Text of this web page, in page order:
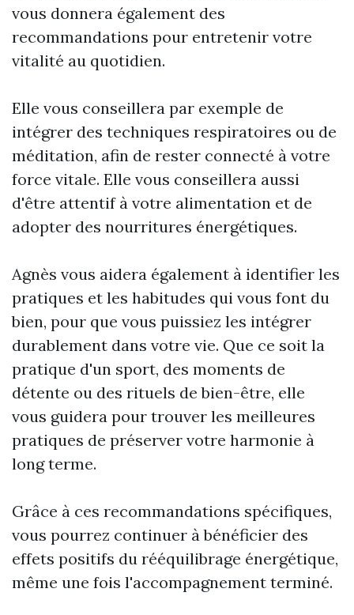
vous donnera également des
recommandations pour entretenir votre
vitalité au quotidien.
Elle vous conseillera par exemple de
intégrer des techniques respiratoires ou de
méditation, afin de rester connecté à votre
force vitale. Elle vous conseillera aussi
d'être attentif à votre alimentation et de
adopter des nourritures énergétiques.
Agnès vous aidera également à identifier les
pratiques et les habitudes qui vous font du
bien, pour que vous puissiez les intégrer
durablement dans votre vie. Que ce soit la
pratique d'un sport, des moments de
détente ou des rituels de bien-être, elle
vous guidera pour trouver les meilleures
pratiques de préserver votre harmonie à
long terme.
Grâce à ces recommandations spécifiques,
vous pourrez continuer à bénéficier des
effets positifs du rééquilibrage énergétique,
même une fois l'accompagnement terminé.